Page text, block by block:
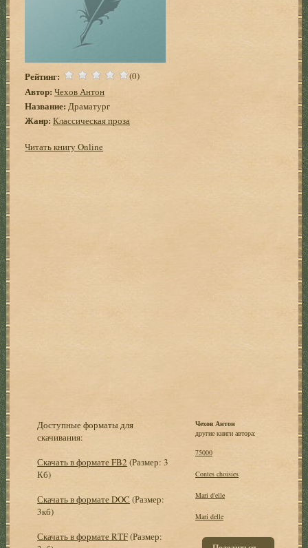
Рейтинг: (0)
Автор: Чехов Антон
Название: Драматург
Жанр: Классическая проза
Читать книгу Online
Доступные форматы для
скачивания:
Скачать в формате FB2 (Размер: 3
Кб)
Скачать в формате DOC (Размер:
3кб)
Скачать в формате RTF(Размер:
Чехов Антон
другие книги автора:
75000
Contes choisies
Mari d'elle
Mari delle